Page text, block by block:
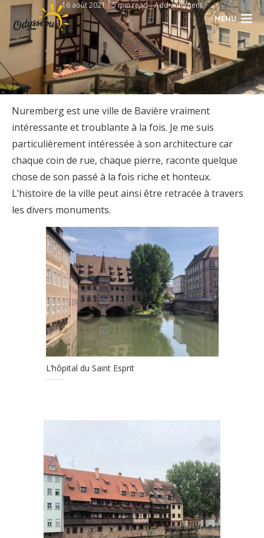
MENU
16 août 2021 5 min read Add comment
Nuremberg est une ville de Bavière vraiment
intéressante et troublante à la fois. Je me suis
particulièrement intéressée à son architecture car
chaque coin de rue, chaque pierre, raconte quelque
chose de son passé à la fois riche et honteux.
L’histoire de la ville peut ainsi être retracée à travers
les divers monuments.
L’hôpital du Saint Esprit